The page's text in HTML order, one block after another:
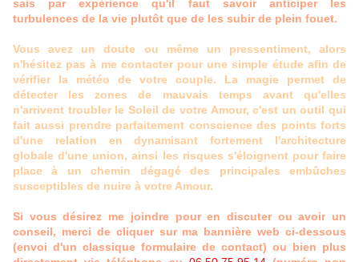
sais par expérience qu'il faut savoir anticiper les
turbulences de la vie plutôt que de les subir de plein fouet.
Vous avez un doute ou même un pressentiment, alors
n'hésitez pas à me contacter pour une simple étude afin de
vérifier la météo de votre couple. La magie permet de
détecter les zones de mauvais temps avant qu'elles
n'arrivent troubler le Soleil de votre Amour, c'est un outil qui
fait aussi prendre parfaitement conscience des points forts
d'une relation en dynamisant fortement l'architecture
globale d'une union, ainsi les risques s'éloignent pour faire
place à un chemin dégagé des principales embûches
susceptibles de nuire à votre Amour.
Si vous désirez me joindre pour en discuter ou avoir un
conseil, merci de cliquer sur ma bannière web ci-dessous
(envoi d'un classique formulaire de contact) ou bien plus